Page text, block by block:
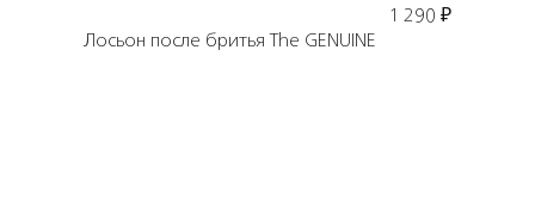
1 290 ₽
Лосьон после бритья The GENUINE